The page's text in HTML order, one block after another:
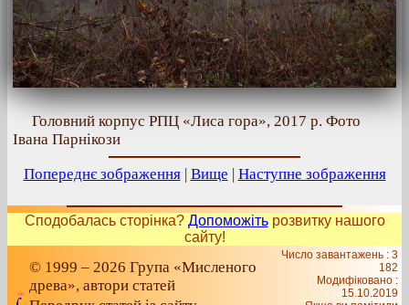
Головний корпус РПЦ «Лиса гора», 2017 р. Фото
Івана Парнікози
Попереднє зображення| Вище | Наступне зображення
Сподобалась сторінка? Допоможітьрозвитку нашого
сайту!
© 1999 – 2026 Група «Мисленого
древа», автори статей
Число завантажень : 3
182
Модифіковано :
15.10.2019